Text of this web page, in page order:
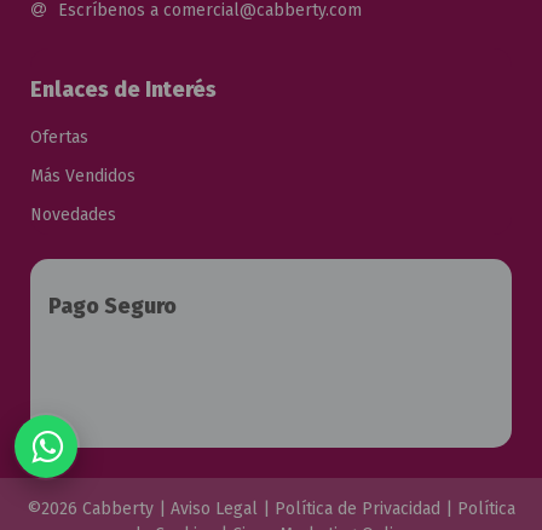
Escríbenos a comercial@cabberty.com
Enlaces de Interés
Ofertas
Más Vendidos
Novedades
Pago Seguro
©2026 Cabberty | Aviso Legal Política de Privacidad
Política